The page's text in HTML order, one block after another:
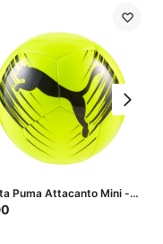
Puma Attacanto Mini -
Fluo